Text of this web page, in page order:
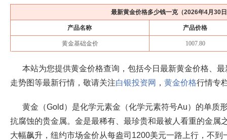
最新黄金价格多少钱一克（2026年4月30日
产品名称 产品价格
黄金基础金价 1007.80
本站为您提供黄金价格查询，包括今日最新黄金价格、
走势图等最新行情，敬请关注白银投资网 ， 黄金价格行情专
黄金（Gold）是化学元素金（化学元素符号Au）的单质
抗腐蚀的贵金属。金是最稀有、最珍贵和最被人看重的金属
大幅飙升，纽约市场金价从每盎司1200美元一路上行，不